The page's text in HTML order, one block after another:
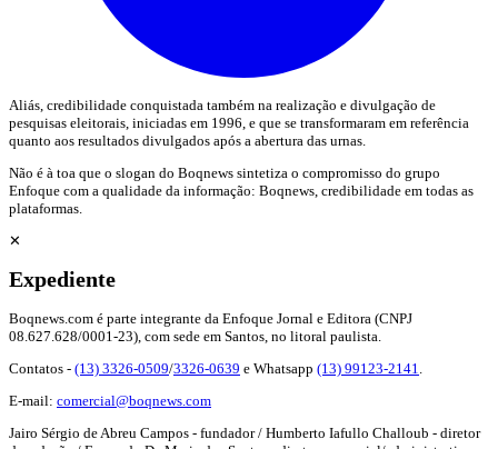
Aliás, credibilidade conquistada também na realização e divulgação de
pesquisas eleitorais, iniciadas em 1996, e que se transformaram em referência
quanto aos resultados divulgados após a abertura das urnas.
Não é à toa que o slogan do Boqnews sintetiza o compromisso do grupo
Enfoque com a qualidade da informação: Boqnews, credibilidade em todas as
plataformas.
✕
Expediente
Boqnews.com é parte integrante da Enfoque Jornal e Editora (CNPJ
08.627.628/0001-23), com sede em Santos, no litoral paulista.
Contatos - (13) 3326-0509/3326-0639 e Whatsapp (13) 99123-2141
E-mail: comercial@boqnews.com
Jairo Sérgio de Abreu Campos - fundador / Humberto Iafullo Challoub - diretor